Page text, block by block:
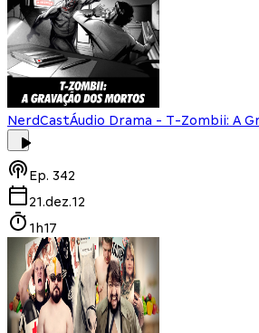
NerdCastÁudio Drama - T-Zombii: A
Ep. 342
21.dez.12
1h17